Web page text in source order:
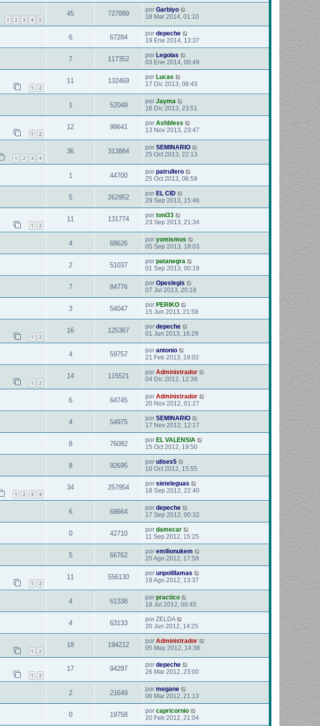
1 2 3 4 5
45 727889 por Garbiyo
18 Mar 2014, 01:10
6 67284 por depeche
19 Ene 2014, 13:37
7 117352 por Legolas
03 Ene 2014, 00:49
1 2
11 132469 por Lucas
17 Dic 2013, 08:43
1 52049 por Jayma
16 Dic 2013, 23:51
1 2
12 99641 por Ashbless
13 Nov 2013, 23:47
1 2 3 4
36 313884 por SEMINARIO
25 Oct 2013, 22:13
1 44700 por patrullero
25 Oct 2013, 06:59
5 262952 por EL CID
29 Sep 2013, 15:46
1 2
11 131774 por toni33
23 Sep 2013, 21:34
4 68626 por yomismos
05 Sep 2013, 18:03
2 51037 por patanegra
01 Sep 2013, 00:18
7 84776 por Opeslegis
07 Jul 2013, 20:18
3 54047 por PERIKO
15 Jun 2013, 21:58
1 2
16 125367 por depeche
01 Jun 2013, 16:29
4 59757 por antonio
21 Feb 2013, 19:02
1 2
14 115521 por Administrador
04 Dic 2012, 12:39
6 64745 por Administrador
20 Nov 2012, 01:27
4 54975 por SEMINARIO
17 Nov 2012, 12:17
8 76082 por EL VALENSIA
15 Oct 2012, 19:50
8 92695 por ulises5
10 Oct 2012, 15:55
1 2 3 4
34 257954 por sieteleguas
18 Sep 2012, 22:40
6 68664 por depeche
17 Sep 2012, 00:32
0 42710 por damecar
11 Sep 2012, 15:25
5 66762 por emilionukem
20 Ago 2012, 17:59
1 2
11 556130 por unpolillamas
19 Ago 2012, 13:37
4 61338 por practico
18 Jul 2012, 00:45
4 63133 por ZELDA
20 Jun 2012, 14:25
1 2
18 194212 por Administrador
05 May 2012, 14:38
1 2
17 94297 por depeche
26 Mar 2012, 23:00
2 21649 por megane
06 Mar 2012, 21:13
0 19758 por capricornio
20 Feb 2012, 21:04